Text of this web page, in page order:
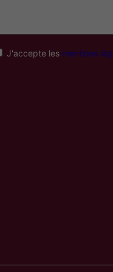
0
J'accepte lesmentions